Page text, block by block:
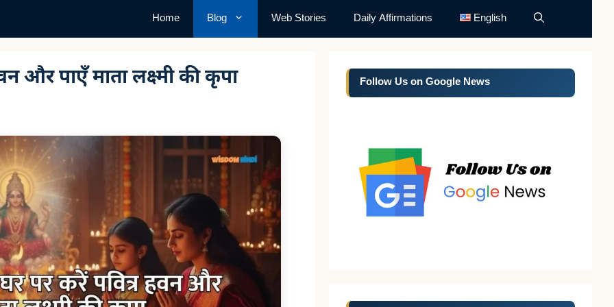
Home Blog Web Stories Daily Affirmations English
और पाएँ माता लक्ष्मी की कृपा Follow Us on Google News